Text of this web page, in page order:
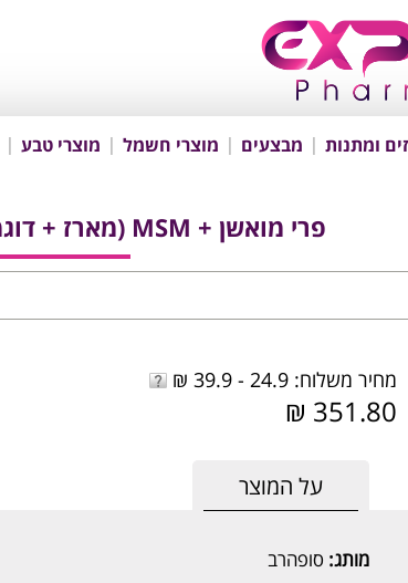
ומתנות מבצעים מוצרי חשמל מוצרי טבע
פרי מואשן + MSM (מארז + דוגמית MSM) 90 טבליות
מחיר משלוח: 24.9 - 39.9 ₪
351.80 ₪
על המוצר
מותג: סופהרב